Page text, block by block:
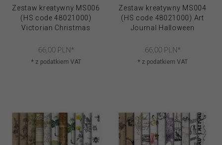
Zestaw kreatywny MS006
(HS code 48021000)
Victorian Christmas
66, 00 PLN*
* z podatkiem VAT
Zestaw kreatywny MS004
(HS code 48021000) Art
Journal Halloween
66, 00 PLN*
* z podatkiem VAT